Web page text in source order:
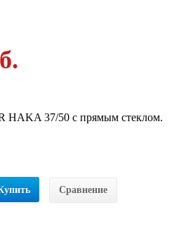
HAKA 37/50 c прямым стеклом.
Сравнение